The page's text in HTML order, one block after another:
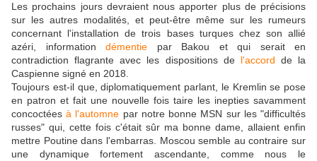
Les prochains jours devraient nous apporter plus de précisions
sur les autres modalités, et peut-être même sur les rumeurs
concernant l'installation de trois bases turques chez son allié
azéri, information démentie par Bakou et qui serait en
contradiction flagrante avec les dispositions de l'accord de la
Caspienne signé en 2018.
Toujours est-il que, diplomatiquement parlant, le Kremlin se pose
en patron et fait une nouvelle fois taire les inepties savamment
concoctéesà l'automne par notre bonne MSN sur les "difficultés
russes" qui, cette fois c'était sûr ma bonne dame, allaient enfin
mettre Poutine dans l'embarras. Moscou semble au contraire sur
une dynamique fortement ascendante, comme nous le